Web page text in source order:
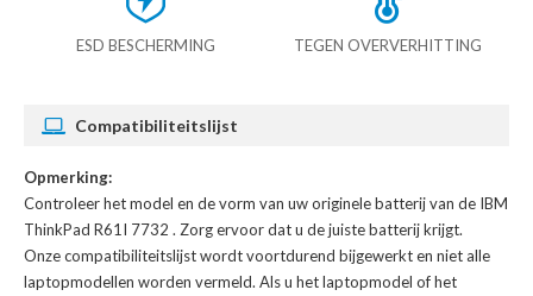
ESD BESCHERMING TEGEN OVERVERHITTING
Compatibiliteitslijst
Opmerking:
Controleer het model en de vorm van uw originele batterij van de IBM
ThinkPad R61I 7732 . Zorg ervoor dat u de juiste batterij krijgt.
Onze compatibiliteitslijst wordt voortdurend bijgewerkt en niet alle
laptopmodellen worden vermeld. Als u het laptopmodel of het